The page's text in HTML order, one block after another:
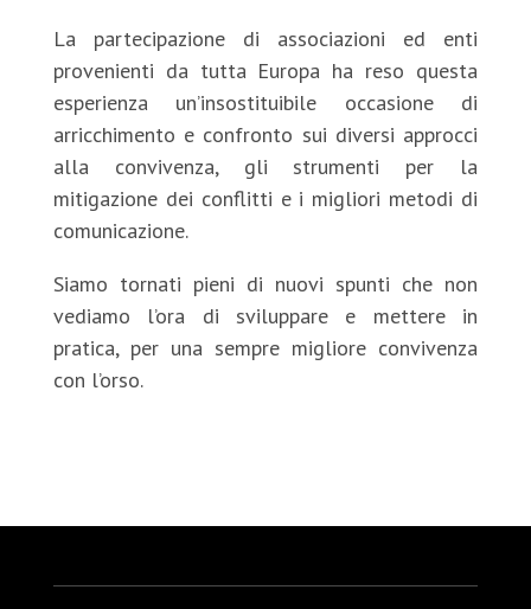
La partecipazione di associazioni ed enti
provenienti da tutta Europa ha reso questa
esperienza un’insostituibile occasione di
arricchimento e confronto sui diversi approcci
alla convivenza, gli strumenti per la
mitigazione dei conflitti e i migliori metodi di
comunicazione.
Siamo tornati pieni di nuovi spunti che non
vediamo l’ora di sviluppare e mettere in
pratica, per una sempre migliore convivenza
con l’orso.